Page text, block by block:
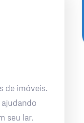
de imóveis.
seu lar.